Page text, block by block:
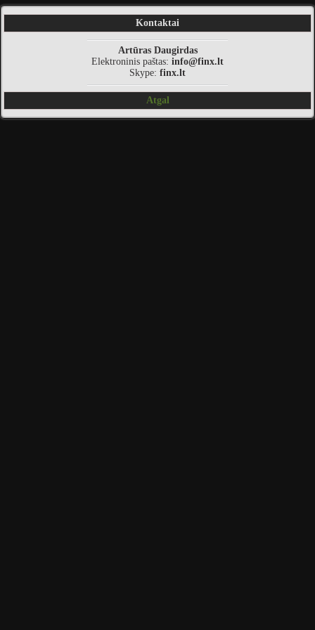
Kontaktai
Artūras Daugirdas
Elektroninis paštas: info@finx.lt
Skype: finx.lt
Atgal